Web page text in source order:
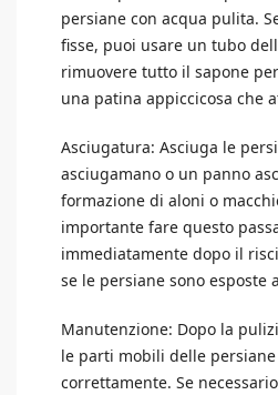
persiane con acqua pulita.
fisse, puoi usare un tubo
rimuovere tutto il sapone
una patina appiccicosa che
Asciugatura: Asciuga le
asciugamano o un panno
formazione di aloni o
importante fare questo
immediatamente dopo il
se le persiane sono esposte
Manutenzione: Dopo la
le parti mobili delle
correttamente. Se